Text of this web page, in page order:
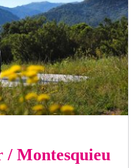
/ Montesquieu